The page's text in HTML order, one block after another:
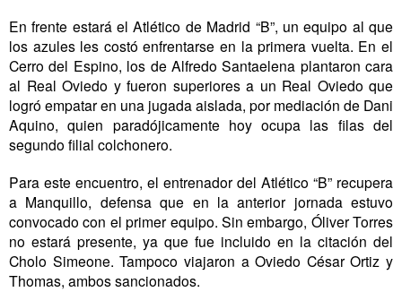
En frente estará el Atlético de Madrid “B”, un equipo al que
los azules les costó enfrentarse en la primera vuelta. En el
Cerro del Espino, los de Alfredo Santaelena plantaron cara
al Real Oviedo y fueron superiores a un Real Oviedo que
logró empatar en una jugada aislada, por mediación de Dani
Aquino, quien paradójicamente hoy ocupa las filas del
segundo filial colchonero.
Para este encuentro, el entrenador del Atlético “B” recupera
a Manquillo, defensa que en la anterior jornada estuvo
convocado con el primer equipo. Sin embargo, Óliver Torres
no estará presente, ya que fue incluido en la citación del
Cholo Simeone. Tampoco viajaron a Oviedo César Ortiz y
Thomas, ambos sancionados.